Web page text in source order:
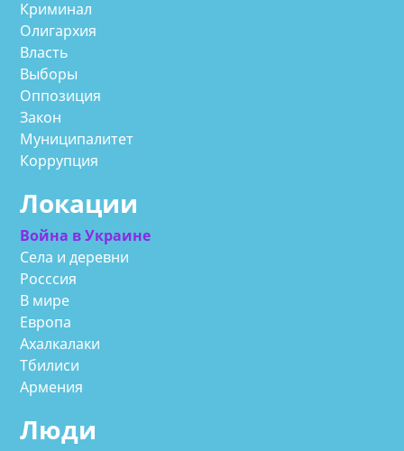
Криминал
Олигархия
Власть
Выборы
Оппозиция
Закон
Муниципалитет
Коррупция
Локации
Война в Украине
Села и деревни
Росссия
В мире
Европа
Ахалкалаки
Тбилиси
Армения
Люди